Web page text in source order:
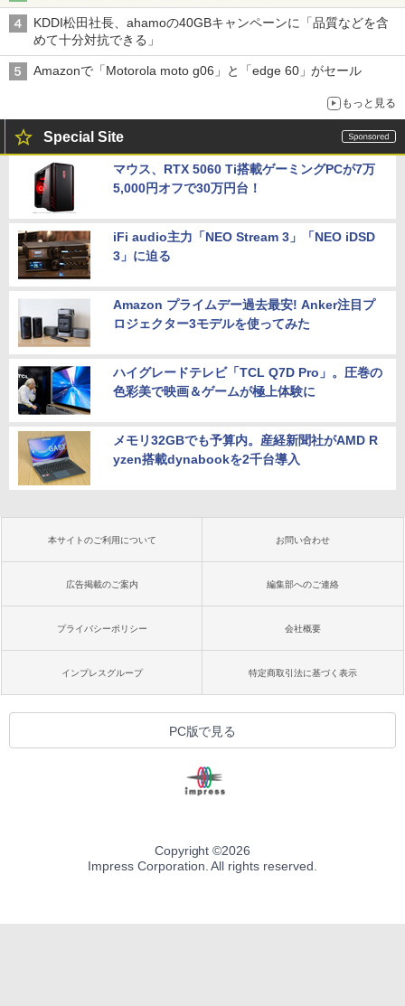
KDDI松田社長、ahamoの40GBキャンペーンに「品質などを含
めて十分対抗できる」
Amazonで「Motorola moto g06」と「edge 60」がセール
もっと見る
Special Site
マウス、RTX 5060 Ti搭載ゲーミングPCが7万
5,000円オフで30万円台！
iFi audio主力「NEO Stream 3」「NEO iDSD
3」に迫る
Amazon プライムデー過去最安! Anker注目プ
ロジェクター3モデルを使ってみた
ハイグレードテレビ「TCL Q7D Pro」。圧巻の
色彩美で映画＆ゲームが極上体験に
メモリ32GBでも予算内。産経新聞社がAMD R
yzen搭載dynabookを2千台導入
本サイトのご利用について お問い合わせ
広告掲載のご案内 編集部へのご連絡
プライバシーポリシー 会社概要
インプレスグループ 特定商取引法に基づく表示
PC版で見る
Copyright ©2026
Impress Corporation. All rights reserved.